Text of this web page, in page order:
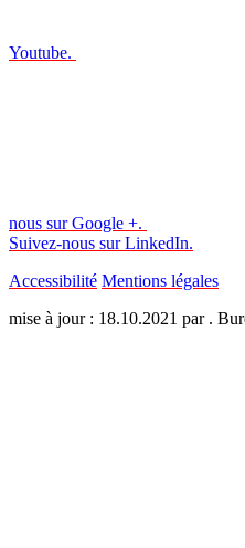
Youtube.
nous sur Google +.
Suivez-nous sur LinkedIn.
Accessibilité Mentions légales
mise à jour : 18.10.2021 par .